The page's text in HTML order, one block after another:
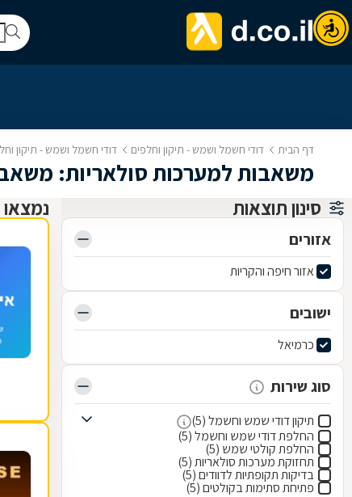
דף הבית דודי חשמל ושמש - תיקון וחלפים דודי חשמל ושמש - תיקון
משאבות למערכות סולאריות:
סינון תוצאות
אזורים
אזור חיפה והקריות
ישובים
כרמיאל
סוג שירות
תיקון דודי שמש וחשמל (5)
החלפת דודי שמש וחשמל (5)
החלפת קולטי שמש (5)
תחזוקת מערכות סולאריות (5)
בדיקות תקופתיות לדוודים (5)
פתיחת סתימות בקולטים (5)
נמצאו 5 תיקון וחלפים לדודי חשמל ושמש